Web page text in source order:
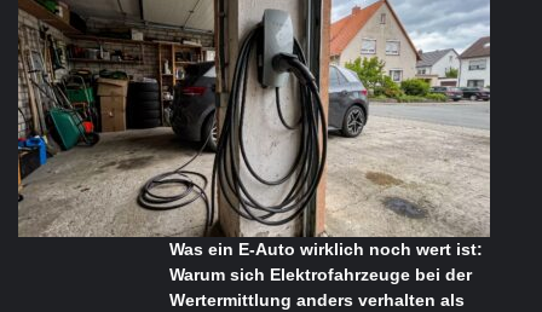
Was ein E-Auto wirklich noch wert ist:
Warum sich Elektrofahrzeuge bei der
Wertermittlung anders verhalten als